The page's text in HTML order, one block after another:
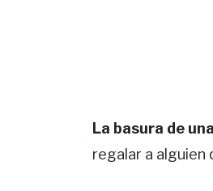
La basura de
regalar a alguien